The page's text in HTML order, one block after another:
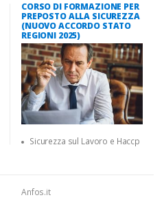
CORSO DI FORMAZIONE PER
PREPOSTO ALLA SICUREZZA
(NUOVO ACCORDO STATO
REGIONI 2025)
Sicurezza sul Lavoro e Haccp
Anfos.it